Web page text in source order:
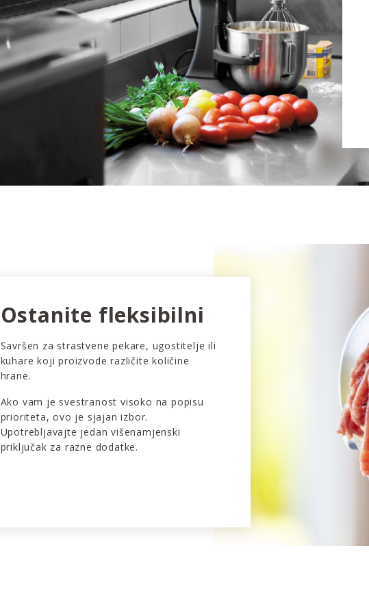
Ostanite fleksibilni
Savršen za strastvene pekare, ugostitelje ili
kuhare koji proizvode različite količine
hrane.
Ako vam je svestranost visoko na popisu
prioriteta, ovo je sjajan izbor.
Upotrebljavajte jedan višenamjenski
priključak za razne dodatke.